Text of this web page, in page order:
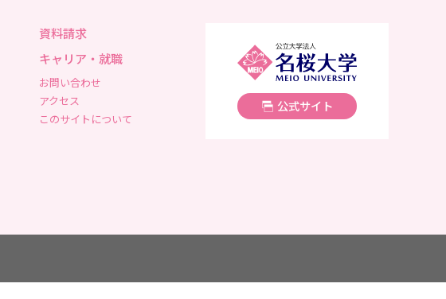
資料請求
キャリア・就職
お問い合わせ
アクセス
このサイトについて
公式サイト